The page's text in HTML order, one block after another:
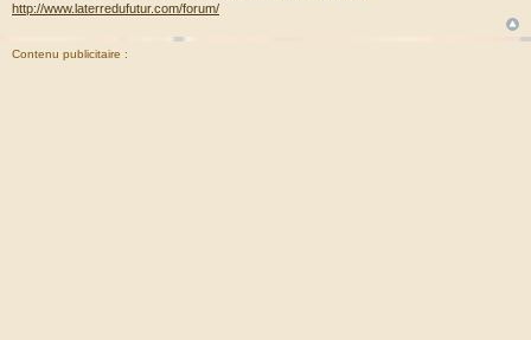
http://www.laterredufutur.com/forum/
Contenu publicitaire :